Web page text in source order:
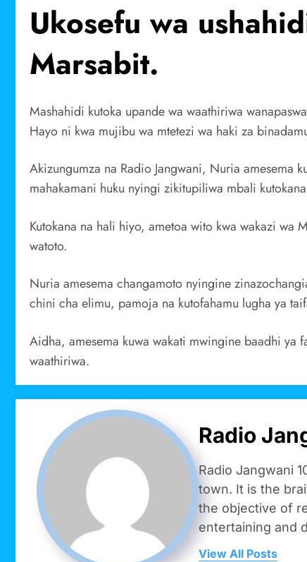
Ukosefu wa
Marsabit.
Mashahidi kutoka upande wa waathiriwa
Hayo ni kwa mujibu wa mtetezi wa haki za
Akizungumza na Radio Jangwani, Nuria amesema
mahakamani huku nyingi zikitupiliwa mbali
Kutokana na hali hiyo, ametoa wito kwa wakazi wa
watoto.
Nuria amesema changamoto nyingine
chini cha elimu, pamoja na kutofahamu lugha ya
Aidha, amesema kuwa wakati mwingine baadhi
waathiriwa.
Radio
Radio Jangwani
town. It is the
the objective of
entertaining and
View All Posts